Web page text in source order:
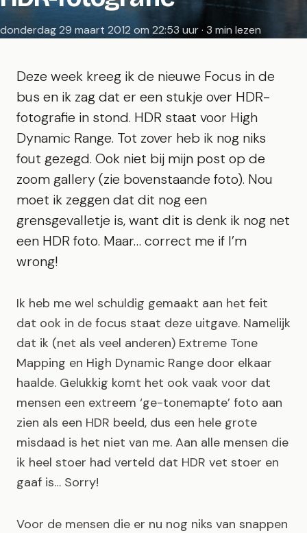
donderdag 29 maart 2012 om 22:53 uur · 3 min lezen
Deze week kreeg ik de nieuwe Focus in de
bus en ik zag dat er een stukje over HDR-
fotografie in stond. HDR staat voor High
Dynamic Range. Tot zover heb ik nog niks
fout gezegd. Ook niet bij mijn post op de
zoom gallery(zie bovenstaande foto). Nou
moet ik zeggen dat dit nog een
grensgevalletje is, want dit is denk ik nog net
een HDR foto. Maar… correct me if I’m
wrong!
Ik heb me wel schuldig gemaakt aan het feit
dat ook in de focus staat deze uitgave. Namelijk
dat ik (net als veel anderen) Extreme Tone
Mapping en High Dynamic Range door elkaar
haalde. Gelukkig komt het ook vaak voor dat
mensen een extreem ‘ge-tonemapte’ foto aan
zien als een HDR beeld, dus een hele grote
misdaad is het niet van me. Aan alle mensen die
ik heel stoer had verteld dat HDR vet stoer en
gaaf is… Sorry!
Voor de mensen die er nu nog niks van snappen